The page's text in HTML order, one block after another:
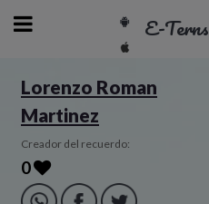
E-Terns
ESP
ENG
POR
Inicio
Lorenzo Roman
Martinez
Creador del recuerdo:
0